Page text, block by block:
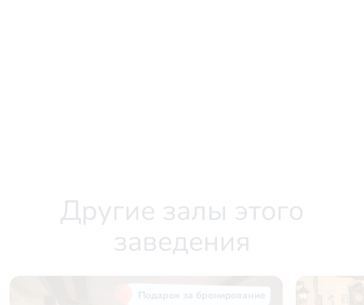
Другие залы этого
заведения